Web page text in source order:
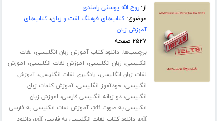
از:روح الله یوسفی رامندی
موضوع:کتاب‌های فرهنگ لغت و زبان،کتاب‌های
آموزش زبان
۲۵۲۷ صفحه
برچسب‌ها:دانلود کتاب آموزش زبان انگلیسی، لغات
انگلیسی، زبان انگلیسی،آموزش لغات انگلیسی،آموزش
لغات زبان انگلیسی، یادگیری لغات انگلیسی،آموزش
انگلیسی، خودآموز انگلیسی،آموزش کلمات زبان
انگلیسی،دو زبانه انگلیسی فارسی، اموزش زبان
انگلیسی به صورت pdf
،آموزش لغات انگلیسی به فارسی
pdf،دانلود کتاب لغات انگلیسی به فارسی pdf ،دانلود